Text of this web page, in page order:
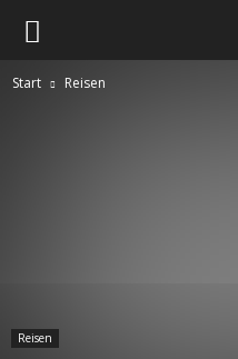
Envi
Start Reisen
Reisen